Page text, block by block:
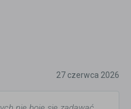
27 czerwca 2026